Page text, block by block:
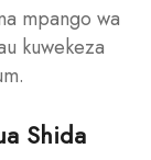
mpango wa
kuwekeza
Shida